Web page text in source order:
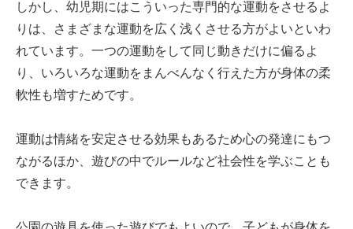
しかし、幼児期にはこういった専門的な運動をさせるよ
りは、さまざまな運動を広く浅くさせる方がよいといわ
れています。一つの運動をして同じ動きだけに偏るよ
り、いろいろな運動をまんべんなく行えた方が身体の柔
軟性も増すためです。
運動は情緒を安定させる効果もあるため心の発達にもつ
ながるほか、遊びの中でルールなど社会性を学ぶことも
できます。